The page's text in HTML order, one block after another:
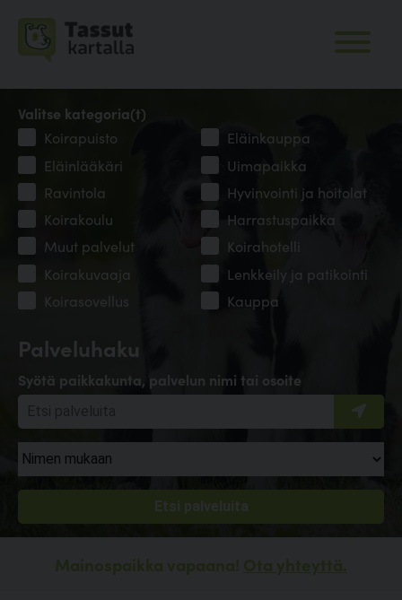
Palveluhaku
Syötä paikkakunta, palvelun nimi tai osoite
Valitse kategoria(t)
Koirapuisto
Eläinkauppa
Eläinlääkäri
Uimapaikka
Ravintola
Hyvinvointi ja hoitolat
Koirakoulu
Harrastuspaikka
Muut palvelut
Koirahotelli
Koirakuvaaja
Lenkkeily ja patikointi
Koirasovellus
Kauppa
Mainospaikka vapaana! Ota yhteyttä.